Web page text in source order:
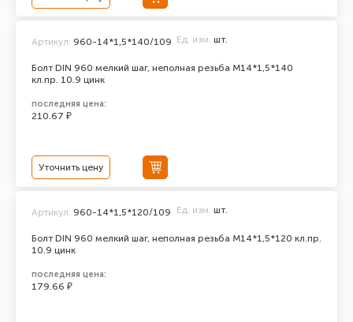
Болт DIN 960 мелкий шаг, неполная резьба M14*1,5*140
кл.пр. 10.9 цинк
Артикул: 960-14*1,5*140/109 Ед. изм. шт.
последняя цена:
210.67 ₽
Уточнить цену
Болт DIN 960 мелкий шаг, неполная резьба M14*1,5*120 кл.пр.
10.9 цинк
Артикул: 960-14*1,5*120/109 Ед. изм. шт.
последняя цена:
179.66 ₽